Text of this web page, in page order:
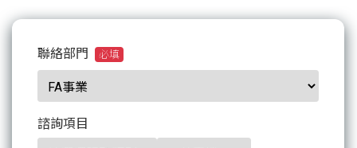
聯絡部門 必填
諮詢項目